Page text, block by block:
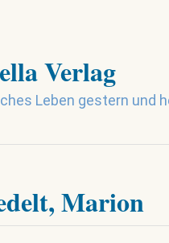
Verlag
Leben gestern und
Marion